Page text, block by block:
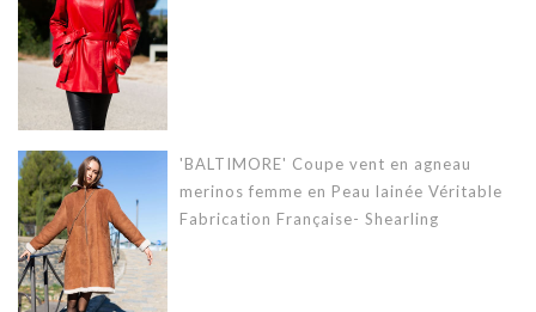
'BALTIMORE' Coupe vent en agneau
merinos femme en Peau lainée Véritable
Fabrication Française- Shearling